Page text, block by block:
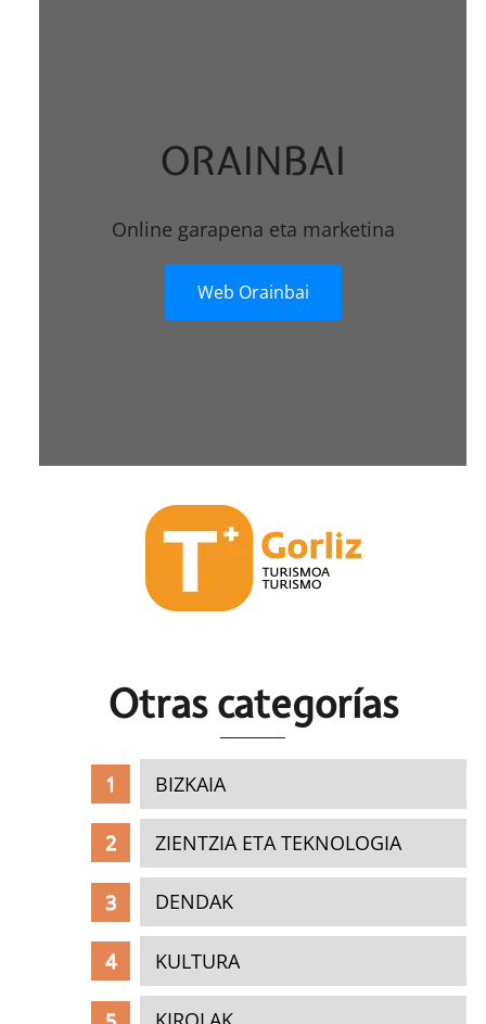
ORAINBAI
Online garapena eta marketina
Web Orainbai
Otras categorías
BIZKAIA
ZIENTZIA ETA TEKNOLOGIA
DENDAK
KULTURA